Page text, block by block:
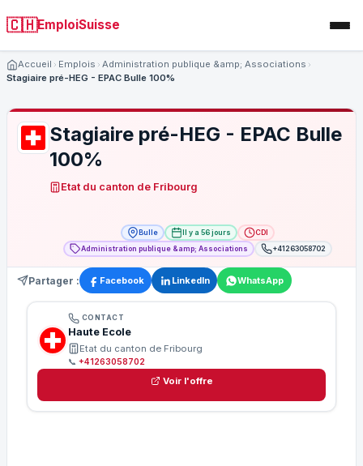
🇨🇭EmploiSuisse
Accueil Emplois
Administration publique &amp; Associations
Stagiaire pré-HEG - EPAC Bulle 100%
Stagiaire pré-HEG - EPAC Bulle
100%
Etat du canton de Fribourg
Bulle Il y a 56 jours
CDI
Administration publique &amp; Associations
+41263058702
Partager : Facebook LinkedIn WhatsApp
CONTACT
Haute Ecole
Etat du canton de Fribourg
📞 +41263058702
Voir l'offre